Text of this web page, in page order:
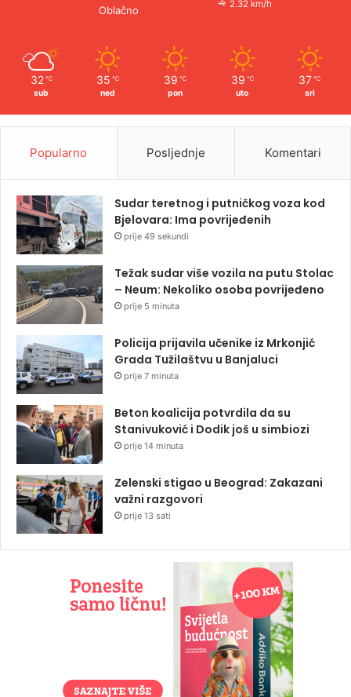
Oblačno
2.32 km/h
32 ℃
sub
35 ℃
ned
39 ℃
pon
39 ℃
uto
37 ℃
sri
Popularno Posljednje Komentari
Sudar teretnog i putničkog voza kod
Bjelovara: Ima povrijeđenih
prije 49 sekundi
Težak sudar više vozila na putu Stolac
– Neum: Nekoliko osoba povrijeđeno
prije 5 minuta
Policija prijavila učenike iz Mrkonjić
Grada Tužilaštvu u Banjaluci
prije 7 minuta
Beton koalicija potvrdila da su
Stanivuković i Dodik još u simbiozi
prije 14 minuta
Zelenski stigao u Beograd: Zakazani
važni razgovori
prije 13 sati